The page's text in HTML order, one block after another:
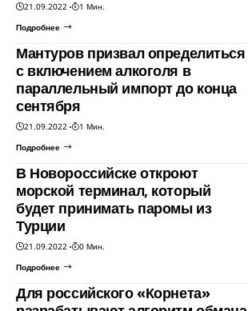
21.09.2022
1 Мин.
Подробнее
Мантуров призвал определиться
с включением алкоголя в
параллельный импорт до конца
сентября
21.09.2022
1 Мин.
Подробнее
В Новороссийске откроют
морской терминал, который
будет принимать паромы из
Турции
21.09.2022
0 Мин.
Подробнее
Для российского «Корнета»